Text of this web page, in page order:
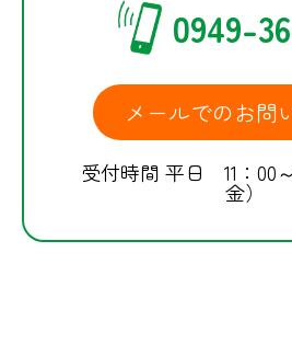
0949-
メールでのお問
受付時間 平日 11：00
金）